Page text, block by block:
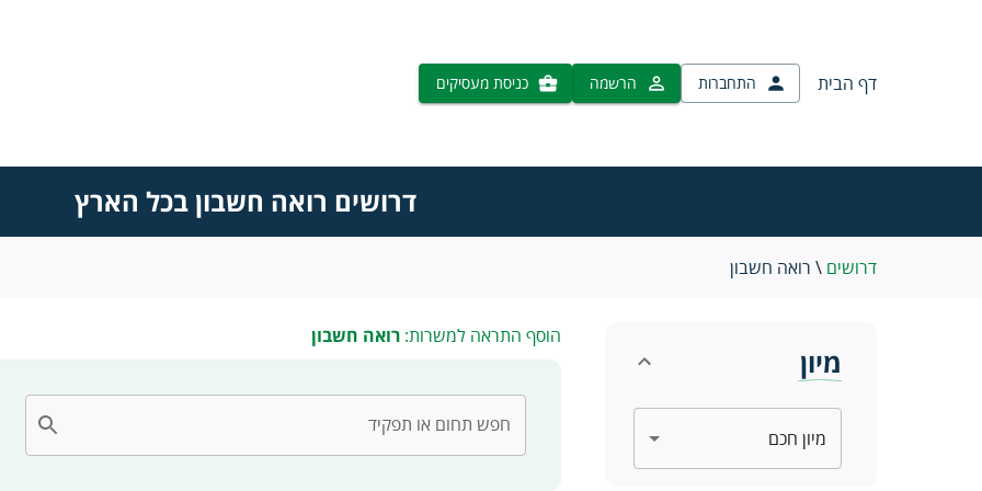
דף הבית התחברות הרשמה כניסת מעסיקים
דרושים רואה חשבון בכל הארץ
דרושים \ רואה חשבון
מיון
הוסף התראה למשרות: רואה חשבון
חפש תחום או תפקיד